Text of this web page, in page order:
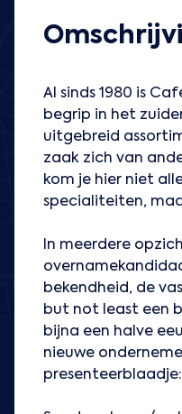
Al sinds 1980 is
begrip in het
uitgebreid
zaak zich van
kom je hier niet
specialiteiten,
In meerdere
bekendheid, de
but not least een
bijna een halve
nieuwe